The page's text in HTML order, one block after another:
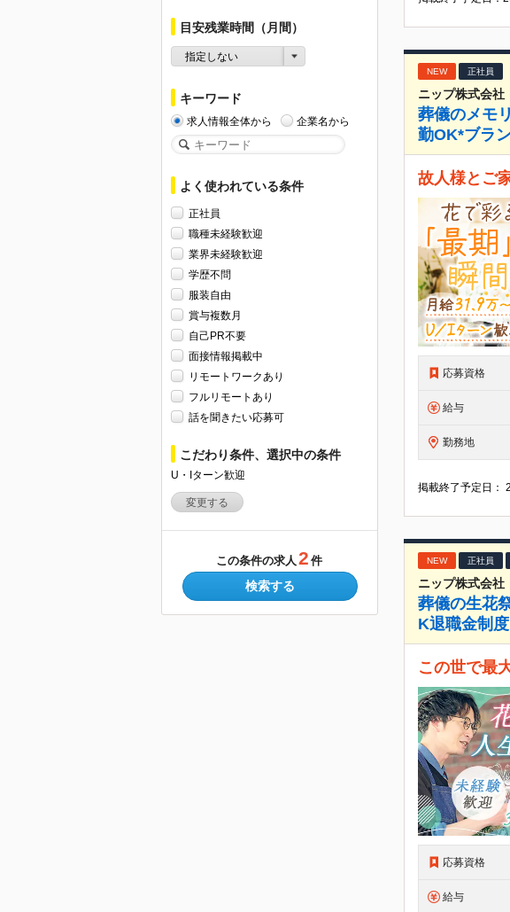
目安残業時間（月間）
指定しない
キーワード
求人情報全体から 企業名から
よく使われている条件
正社員
職種未経験歓迎
業界未経験歓迎
学歴不問
服装自由
賞与複数月
自己PR不要
面接情報掲載中
リモートワークあり
フルリモートあり
話を聞きたい応募可
こだわり条件、選択中の条件
U・Iターン歓迎
変更する
この条件の求人 2 件
検索する
NEW 正社員
ニップ株式会社
葬儀のメモ
勤OK*ブラ
故人様とご
応募資格
給与
勤務地
掲載終了予定日：
NEW 正社員
ニップ株式会社
葬儀の生花
K退職金制
この世で最
応募資格
給与